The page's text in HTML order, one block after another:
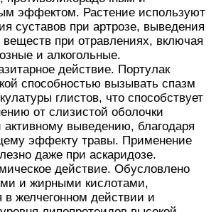
эффектом. Растение используют
суставов при артрозе, выведения
веществ при отравлениях, включая
и алкогольные.
действие. Портулак
способностью вызывать спазм
глистов, что способствует
от слизистой оболочки
активному выведению, благодаря
эффекту травы. Применение
даже при аскаридозе.
действие. Обусловлено
и жирными кислотами,
в желчегонном действии и